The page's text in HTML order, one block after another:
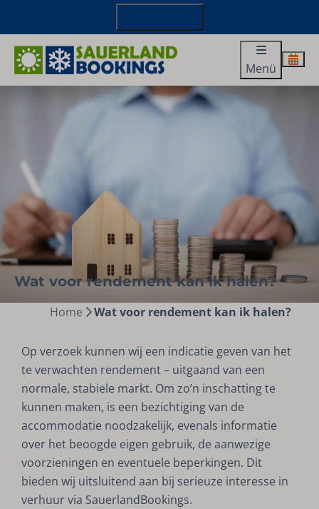
Menü
Wat voor rendement kan ik halen?
Home Wat voor rendement kan ik halen?
Op verzoek kunnen wij een indicatie geven van het
te verwachten rendement – uitgaand van een
normale, stabiele markt. Om zo’n inschatting te
kunnen maken, is een bezichtiging van de
accommodatie noodzakelijk, evenals informatie
over het beoogde eigen gebruik, de aanwezige
voorzieningen en eventuele beperkingen. Dit
bieden wij uitsluitend aan bij serieuze interesse in
verhuur via SauerlandBookings.